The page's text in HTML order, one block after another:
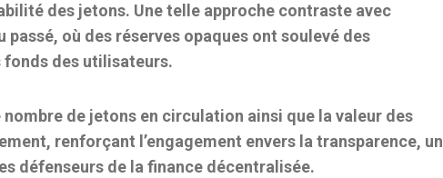
des jetons. Une telle approche contraste avec
où des réserves opaques ont soulevé des
fonds des utilisateurs.
nombre de jetons en circulation ainsi que la valeur des
, renforçant l’engagement envers la transparence, un
défenseurs de la finance décentralisée.